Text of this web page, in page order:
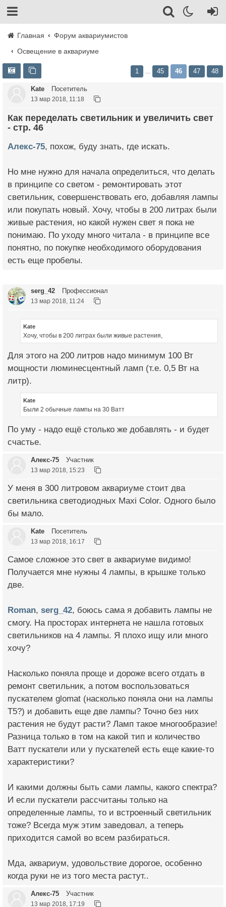
Главная
Форум аквариумистов
Освещение в аквариуме
1 45 46 47 48
Kate Посетитель
13 мар 2018, 11:18
Как переделать светильник и увеличить свет
- стр. 46
Алекс-75, похож, буду знать, где искать.
Но мне нужно для начала определиться, что делать
в принципе со светом - ремонтировать этот
светильник, совершенствовать его, добавляя лампы
или покупать новый. Хочу, чтобы в 200 литрах были
живые растения, но какой нужен свет я пока не
понимаю. По уходу много читала - в принципе все
понятно, по покупке необходимого оборудования
есть еще пробелы.
serg_42 Профессионал
13 мар 2018, 11:24
Kate
Хочу, чтобы в 200 литрах были живые растения,
Для этого на 200 литров надо минимум 100 Вт
мощности люминесцентный ламп (т.е. 0,5 Вт на
литр).
Kate
Были 2 обычные лампы на 30 Ватт
По уму - надо ещё столько же добавлять - и будет
счастье.
Алекс-75 Участник
13 мар 2018, 15:23
У меня в 300 литровом аквариуме стоит два
светильника светодиодных Maxi Color. Одного было
бы мало.
Kate Посетитель
13 мар 2018, 16:17
Самое сложное это свет в аквариуме видимо!
Получается мне нужны 4 лампы, в крышке только
две.
Roman, serg_42, боюсь сама я добавить лампы не
смогу. На просторах интернета не нашла готовых
светильников на 4 лампы. Я плохо ищу или много
хочу?
Насколько поняла проще и дороже всего отдать в
ремонт светильник, а потом воспользоваться
пускателем glomat (насколько поняла они на лампы
Т5?) и добавить еще две лампы? Точно без них
растения не будут расти? Ламп такое многообразие!
Разница только в том на какой тип и количество
Ватт пускатели или у пускателей есть еще какие-то
характеристики?
И какими должны быть сами лампы, какого спектра?
И если пускатели рассчитаны только на
определенные лампы, то и встроенный светильник
тоже? Всегда муж этим заведовал, а теперь
приходится самой во всем разбираться.
Мда, аквариум, удовольствие дорогое, особенно
когда руки не из того места растут..
Алекс-75 Участник
13 мар 2018, 17:19